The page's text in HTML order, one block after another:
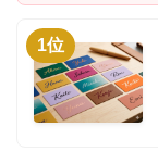
1位